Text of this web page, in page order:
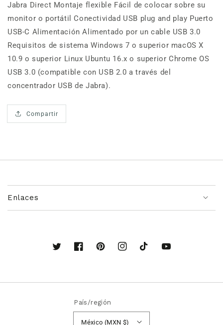
Jabra Direct Montaje flexible Fácil de colocar sobre su
monitor o portátil Conectividad USB plug and play Puerto
USB-C Alimentación Alimentado por un cable USB 3.0
Requisitos de sistema Windows 7 o superior macOS X
10.9 o superior Linux Ubuntu 16.x o superior Chrome OS
USB 3.0 (compatible con USB 2.0 a través del
concentrador USB de Jabra).
Compartir
Enlaces
TwitterFacebookPinterestInstagramTikTok YouTube
País/región
México (MXN $)